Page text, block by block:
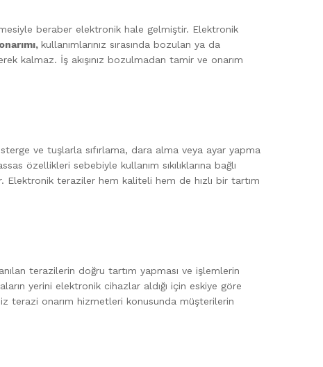
beraber elektronik hale gelmiştir. Elektronik
kullanımlarınız sırasında bozulan ya da
kalmaz. İş akışınız bozulmadan tamir ve onarım
ve tuşlarla sıfırlama, dara alma veya ayar yapma
özellikleri sebebiyle kullanım sıkılıklarına bağlı
Elektronik teraziler hem kaliteli hem de hızlı bir tartım
terazilerin doğru tartım yapması ve işlemlerin
yerini elektronik cihazlar aldığı için eskiye göre
terazi onarım hizmetleri konusunda müşterilerin